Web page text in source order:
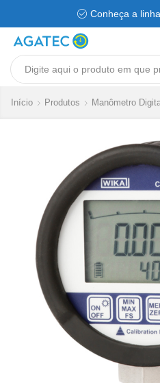
Conheça a
Início Produtos Manômetro